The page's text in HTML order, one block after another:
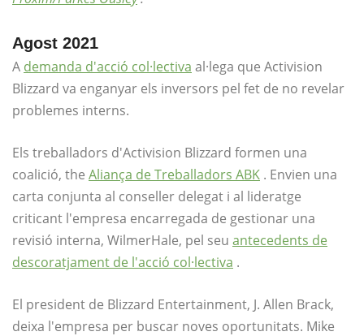
Agost 2021
A demanda d'acció col·lectiva al·lega que Activision
Blizzard va enganyar els inversors pel fet de no revelar
problemes interns.
Els treballadors d'Activision Blizzard formen una
coalició, the Aliança de Treballadors ABK . Envien una
carta conjunta al conseller delegat i al lideratge
criticant l'empresa encarregada de gestionar una
revisió interna, WilmerHale, pel seu antecedents de
descoratjament de l'acció col·lectiva .
El president de Blizzard Entertainment, J. Allen Brack,
deixa l'empresa per buscar noves oportunitats. Mike